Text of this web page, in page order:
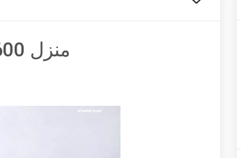
منزل 600 متر بشط مريم سوسة قرب البحر